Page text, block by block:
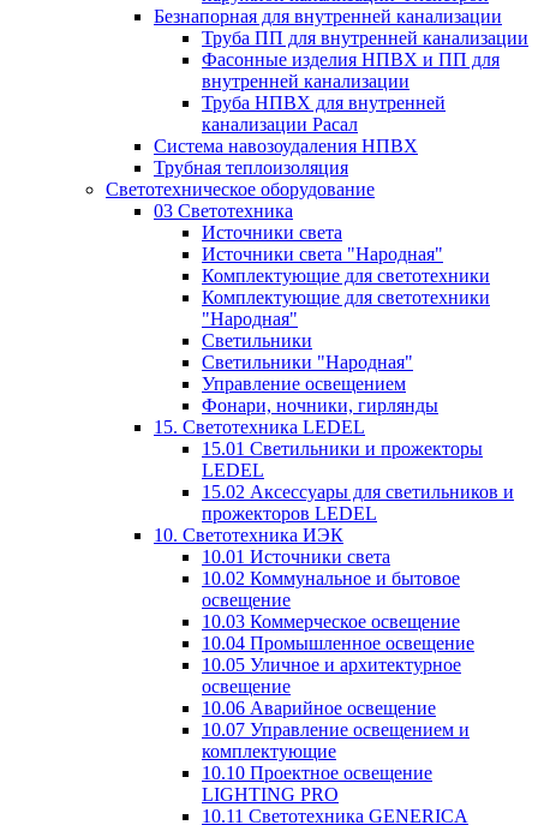
Безнапорная для внутренней канализации
Труба ПП для внутренней канализации
Фасонные изделия НПВХ и ПП для
внутренней канализации
Труба НПВХ для внутренней
канализации Расал
Система навозоудаления НПВХ
Трубная теплоизоляция
Светотехническое оборудование
03 Светотехника
Источники света
Источники света "Народная"
Комплектующие для светотехники
Комплектующие для светотехники
"Народная"
Светильники
Светильники "Народная"
Управление освещением
Фонари, ночники, гирлянды
15. Светотехника LEDEL
15.01 Светильники и прожекторы
LEDEL
15.02 Аксессуары для светильников и
прожекторов LEDEL
10. Светотехника ИЭК
10.01 Источники света
10.02 Коммунальное и бытовое
освещение
10.03 Коммерческое освещение
10.04 Промышленное освещение
10.05 Уличное и архитектурное
освещение
10.06 Аварийное освещение
10.07 Управление освещением и
комплектующие
10.10 Проектное освещение
LIGHTING PRO
10.11 Светотехника GENERICA